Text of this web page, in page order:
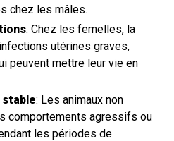
chez les mâles.
: Chez les femelles, la
utérines graves,
peuvent mettre leur vie en
: Les animaux non
comportements agressifs ou
les périodes de